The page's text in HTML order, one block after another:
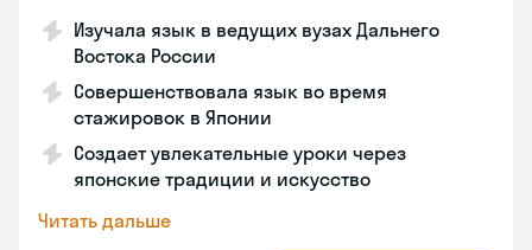
Изучала язык в ведущих вузах Дальнего
Востока России
Совершенствовала язык во время
стажировок в Японии
Создает увлекательные уроки через
японские традиции и искусство
Читать дальше